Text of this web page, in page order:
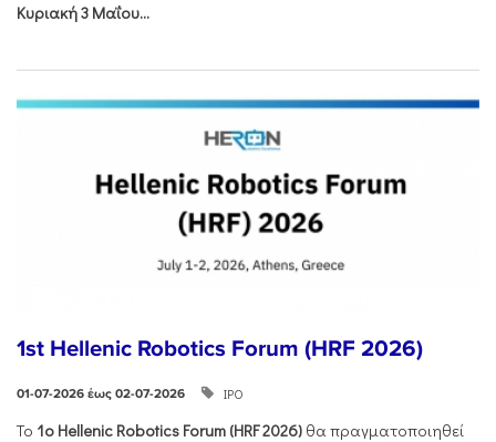
Κυριακή 3 Μαΐου...
1st Hellenic Robotics Forum (HRF 2026)
01-07-2026 έως 02-07-2026 ΙΡΟ
Το 1ο Hellenic Robotics Forum (HRF2026) θα πραγματοποιηθεί